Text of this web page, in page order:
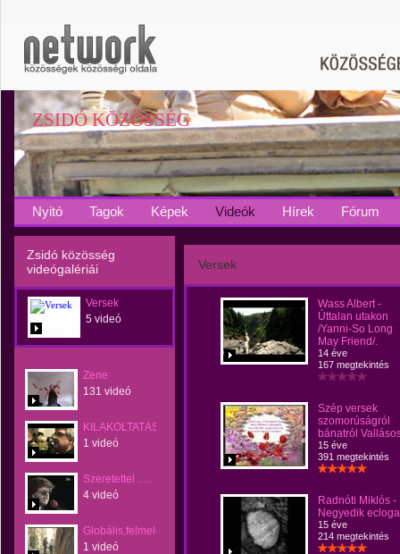
ZSIDÓ KÖZÖSSÉG
Nyitó Tagok Képek Videók Hírek Fórum
Zsidó közösség
videógalériái
Versek
5 videó
Zene
131 videó
KILAKOLTATÁS
1 videó
Szeretettel .....
4 videó
Globális,felmelegedés,átverés
1 videó
Versek
Wass Albert -
Úttalan utakon
/Yanni-So Long
May Friend/.
14 éve
167 megtekintés
Szép versek
szomorúságról
bánatról
15 éve
391 megtekintés
Radnóti Miklós -
Negyedik ecloga
15 éve
214 megtekintés